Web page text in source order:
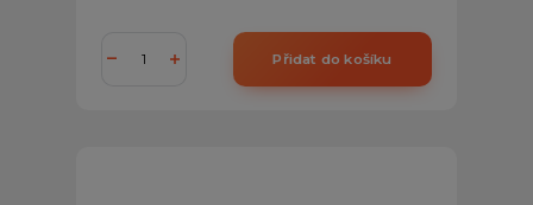
Přidat do košíku